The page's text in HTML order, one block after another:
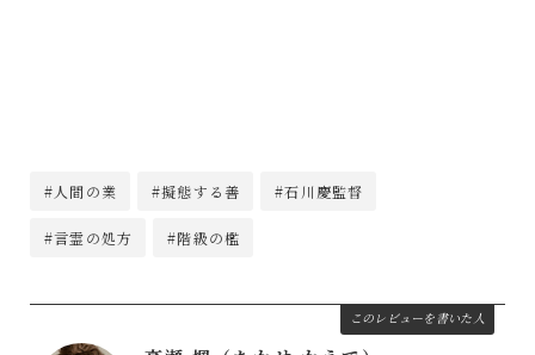
#人間の業 #擬態する善 #石川慶監督
#言霊の処方 #階級の檻
このレビューを書いた人